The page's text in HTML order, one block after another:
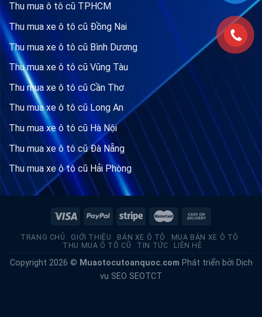
Thu mua ô tô cũ TPHCM
Thu mua xe ô tô cũ Đồng Nai
Thu mua xe ô tô cũ Bình Dương
Thu mua xe ô tô cũ Vũng Tàu
Thu mua xe ô tô cũ Cần Thơ
Thu mua xe ô tô cũ Long An
Thu mua xe ô tô cũ Hà Nội
Thu mua xe ô tô cũ Đà Nẵng
Thu mua xe ô tô cũ Hải Phòng
TRANG CHỦ GIỚI THIỆU BÁN XE Ô TÔ
MUA BÁN XE Ô TÔ
THU MUA Ô TÔ CŨ
TIN TỨC LIÊN HỆ
Copyright 2026 © Muaotocutoanquoc.com Phát triển bởi Dịch
vụ SEO SEOTCT